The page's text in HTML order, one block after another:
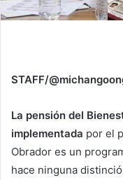
STAFF/
La pensión del
implementada por el
Obrador es un
hace ninguna